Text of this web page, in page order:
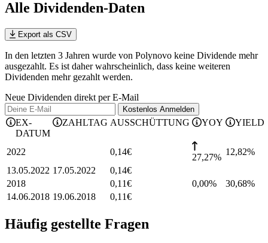
Alle Dividenden-Daten
Export als CSV
In den letzten 3 Jahren wurde von Polynovo keine Dividende mehr
ausgezahlt. Es ist daher wahrscheinlich, dass keine weiteren
Dividenden mehr gezahlt werden.
Neue Dividenden direkt per E-Mail
Kostenlos Anmelden
EX-
DATUM
ZAHLTAG AUSSCHÜTTUNG YOY YIELD
2022 0,14€
27,27%
12,82%
13.05.2022 17.05.2022 0,14€
2018
0,11€ 0,00% 30,68%
14.06.2018 19.06.2018 0,11€
Häufig gestellte Fragen